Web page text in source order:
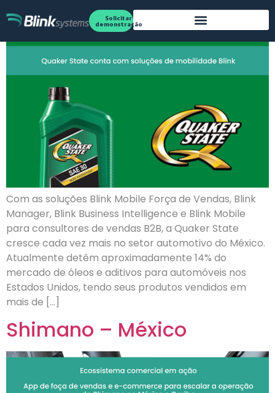
Solicitar
demonstração
Quaker State – México
Com as soluções Blink Mobile Força de Vendas, Blink
Manager, Blink Business Intelligence e Blink Mobile
para consultores de vendas B2B, a Quaker State
cresce cada vez mais no setor automotivo do México.
Atualmente detêm aproximadamente 14% do
mercado de óleos e aditivos para automóveis nos
Estados Unidos, tendo seus produtos vendidos em
mais de […]
Shimano – México